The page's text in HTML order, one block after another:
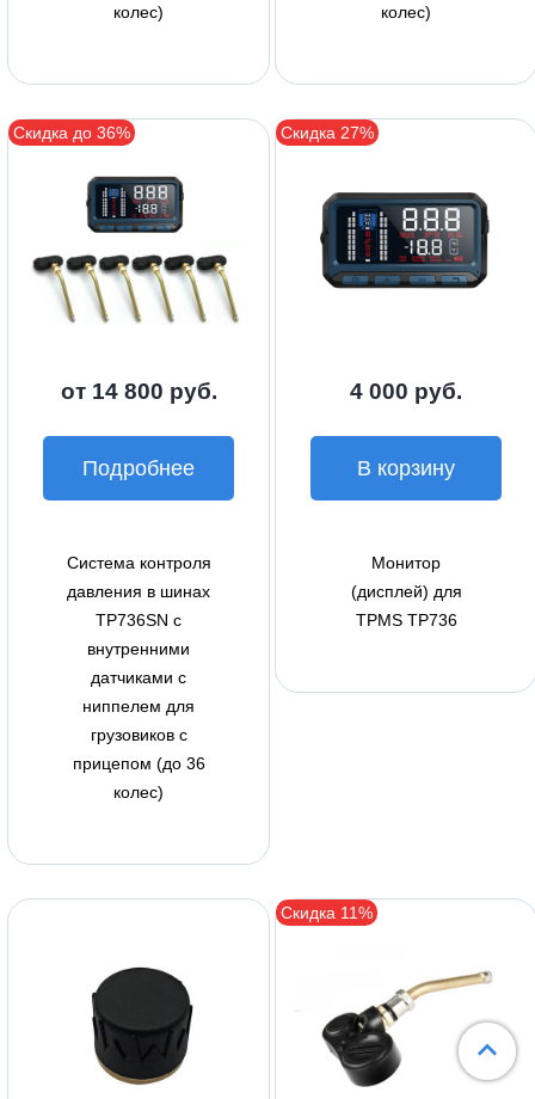
колес)
колес)
Скидка до 36%
от 14 800 руб.
Подробнее
Система контроля
давления в шинах
TP736SN с
внутренними
датчиками с
ниппелем для
грузовиков с
прицепом (до 36
колес)
Скидка 27%
4 000 руб.
В корзину
Монитор
(дисплей) для
TPMS TP736
Скидка 11%